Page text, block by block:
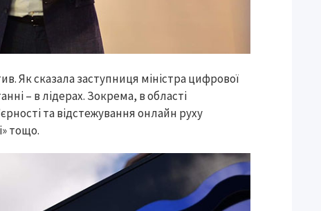
Як сказала заступниця міністра цифрової
– в лідерах. Зокрема, в області
та відстежування онлайн руху
тощо.